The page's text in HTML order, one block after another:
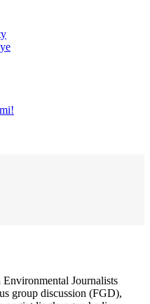
Journalists
group discussion (FGD),